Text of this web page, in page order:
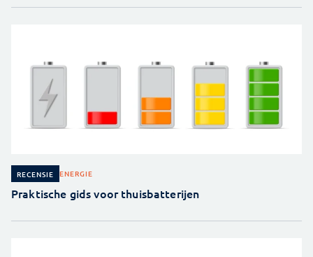
RECENSIE ENERGIE
Praktische gids voor thuisbatterijen